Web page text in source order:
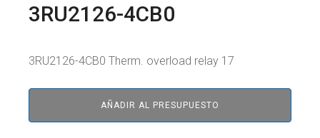
3RU2126-4CB0
3RU2126-4CB0 Therm. overload relay 17
AÑADIR AL PRESUPUESTO